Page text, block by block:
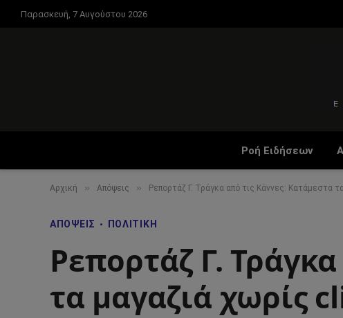
Παρασκευή, 7 Αυγούστου 2026
Ροή Ειδήσεων
Αρχική » Απόψεις » Ρεπορτάζ Γ. Τράγκα από τις Κάννες: Κατάμεστα
ΑΠΌΨΕΙΣ ΠΟΛΙΤΙΚΉ
Ρεπορτάζ Γ.
τα μαγαζιά χωρίς